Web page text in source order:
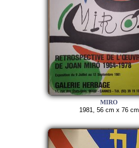
MIRO
1981, 56 cm x 76 cm